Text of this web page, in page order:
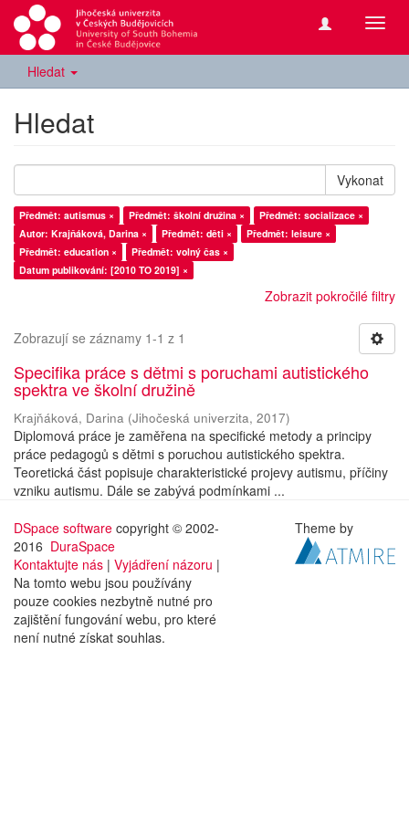
Hledat
Hledat
Vykonat
Předmět: autismus × Předmět: školní družina ×
Předmět: socializace ×
Autor: Krajňáková, Darina ×
Předmět: děti ×
Předmět: leisure ×
Předmět: education ×
Předmět: volný čas ×
Datum publikování: [2010 TO 2019] ×
Zobrazit pokročilé filtry
Zobrazují se záznamy 1-1 z 1
Specifika práce s dětmi s poruchami autistického
spektra ve školní družině
Krajňáková, Darina (Jihočeská univerzita, 2017)
Diplomová práce je zaměřena na specifické metody a principy
práce pedagogů s dětmi s poruchou autistického spektra.
Teoretická část popisuje charakteristické projevy autismu, příčiny
vzniku autismu. Dále se zabývá podmínkami ...
DSpace software copyright © 2002-
2016 DuraSpace
Kontaktujte nás | Vyjádření názoru |
Na tomto webu jsou používány
pouze cookies nezbytně nutné pro
zajištění fungování webu, pro které
není nutné získat souhlas.
Theme by